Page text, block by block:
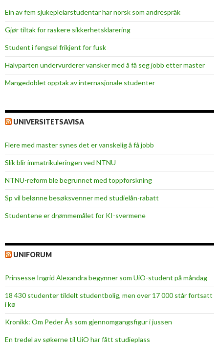
Ein av fem sjukepleiar­studentar har norsk som andrespråk
Gjør tiltak for raskere sikkerhets­klarering
Student i fengsel frikjent for fusk
Halvparten undervurderer vansker med å få seg jobb etter master
Mangedoblet opptak av internasjonale studenter
UNIVERSITETSAVISA
Flere med master synes det er vanskelig å få jobb
Slik blir immatrikuleringen ved NTNU
NTNU-reform ble begrunnet med toppforskning
Sp vil belønne besøksvenner med studielån-rabatt
Studentene er drømmemålet for KI-svermene
UNIFORUM
Prinsesse Ingrid Alexandra begynner som UiO-student på måndag
18 430 studenter tildelt studentbolig, men over 17 000 står fortsatt
i kø
Kronikk: Om Peder Ås som gjennomgangsfigur i jussen
En tredel av søkerne til UiO har fått studieplass